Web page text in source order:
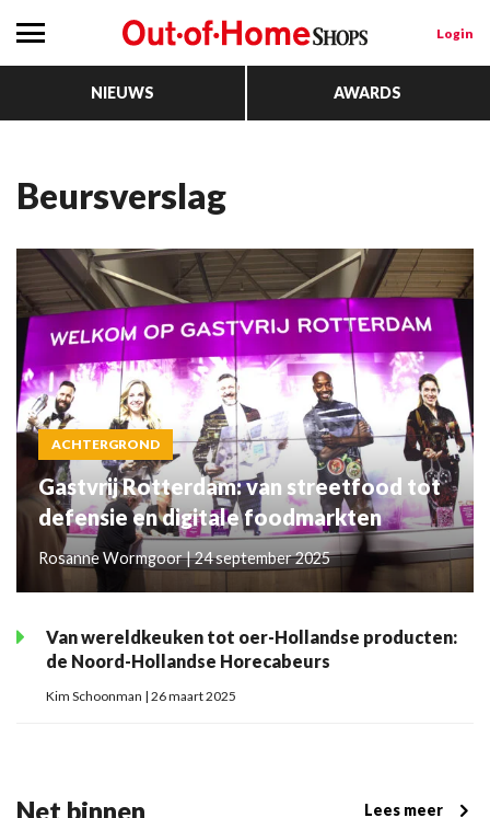
Login
NIEUWS AWARDS
beursverslag
ACHTERGROND
Gastvrij Rotterdam: van streetfood tot
defensie en digitale foodmarkten
Rosanne Wormgoor | 24 september 2025
Van wereldkeuken tot oer-Hollandse producten:
de Noord-Hollandse Horecabeurs
Kim Schoonman | 26 maart 2025
Net binnen Lees meer